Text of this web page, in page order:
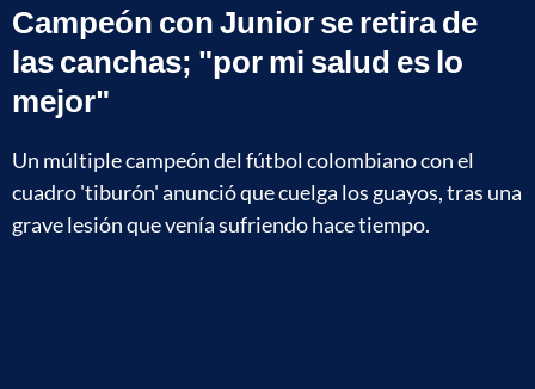
Campeón con Junior se retira de
las canchas; "por mi salud es lo
mejor"
Un múltiple campeón del fútbol colombiano con el
cuadro 'tiburón' anunció que cuelga los guayos, tras una
grave lesión que venía sufriendo hace tiempo.